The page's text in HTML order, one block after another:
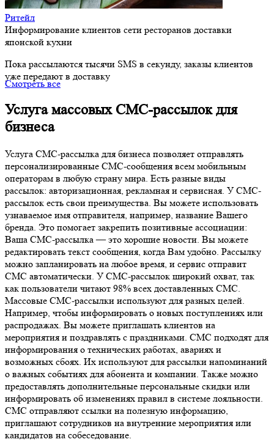
Ритейл
Информирование клиентов сети ресторанов доставки
японской кухни
Пока рассылаются тысячи SMS в секунду, заказы клиентов
уже передают в доставку
Смотреть все
Услуга массовых СМС-рассылок для
бизнеса
Услуга СМС-рассылка для бизнеса позволяет отправлять
персонализированные СМС-сообщения всем мобильным
операторам в любую страну мира. Есть разные виды
рассылок: авторизационная, рекламная и сервисная. У СМС-
рассылок есть свои преимущества. Вы можете использовать
узнаваемое имя отправителя, например, название Вашего
бренда. Это помогает закрепить позитивные ассоциации:
Ваша СМС-рассылка — это хорошие новости. Вы можете
редактировать текст сообщения, когда Вам удобно. Рассылку
можно запланировать на любое время, и сервис отправит
СМС автоматически. У СМС-рассылок широкий охват, так
как пользователи читают 98% всех доставленных СМС.
Массовые СМС-рассылки используют для разных целей.
Например, чтобы информировать о новых поступлениях или
распродажах. Вы можете приглашать клиентов на
мероприятия и поздравлять с праздниками. СМС подходят для
информирования о технических работах, авариях и
возможных сбоях. Их используют для рассылки напоминаний
о важных событиях для абонента и компании. Также можно
предоставлять дополнительные персональные скидки или
информировать об изменениях правил в системе лояльности.
СМС отправляют ссылки на полезную информацию,
приглашают сотрудников на внутренние мероприятия или
кандидатов на собеседование.